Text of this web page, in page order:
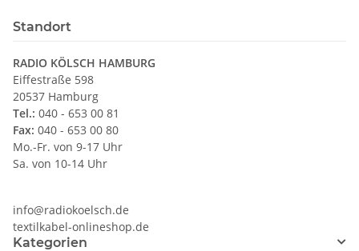
Standort
RADIO KÖLSCH HAMBURG
Eiffestraße 598
20537 Hamburg
Tel.: 040 - 653 00 81
Fax: 040 - 653 00 80
Mo.-Fr. von 9-17 Uhr
Sa. von 10-14 Uhr
info@radiokoelsch.de
textilkabel-onlineshop.de
Kategorien